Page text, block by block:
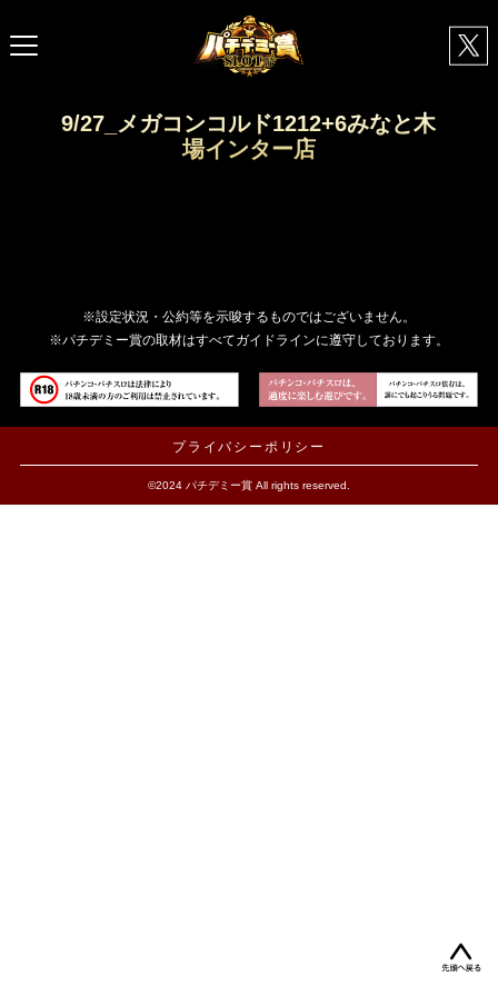
9/27_メガコンコルド1212+6みなと木
場インター店
※設定状況・公約等を示唆するものではございません。
※パチデミー賞の取材はすべてガイドラインに遵守しております。
プライバシーポリシー
©2024 パチデミー賞 All rights reserved.